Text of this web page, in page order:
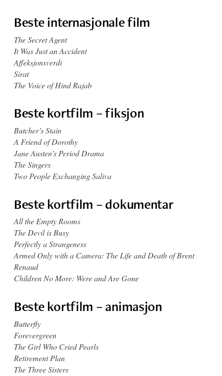
Beste internasjonale film
The Secret Agent
It Was Just an Accident
Affeksjonsverdi
Sirat
The Voice of Hind Rajab
Beste kortfilm – fiksjon
Butcher’s Stain
A Friend of Dorothy
Jane Austen’s Period Drama
The Singers
Two People Exchanging Saliva
Beste kortfilm – dokumentar
All the Empty Rooms
The Devil is Busy
Perfectly a Strangeness
Armed Only with a Camera: The Life and Death of Brent
Renaud
Children No More: Were and Are Gone
Beste kortfilm – animasjon
Butterfly
Forevergreen
The Girl Who Cried Pearls
Retirement Plan
The Three Sisters